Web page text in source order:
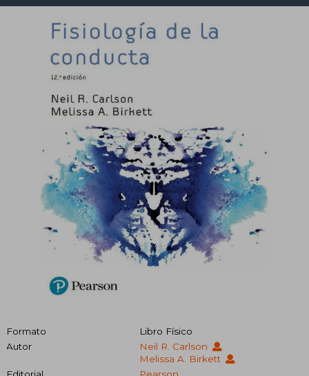
Formato
Libro Físico
Autor
Neil R. Carlson
Melissa A. Birkett